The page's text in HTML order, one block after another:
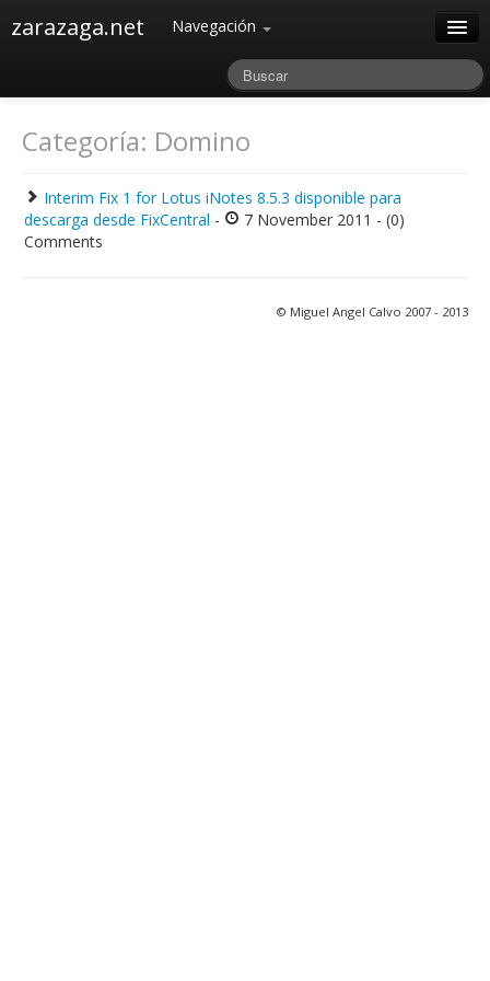
zarazaga.net Navegación
Categoría: Domino
Interim Fix 1 for Lotus iNotes 8.5.3 disponible para
descarga desde FixCentral -
7 November 2011 - (0)
Comments
© Miguel Angel Calvo 2007 - 2013